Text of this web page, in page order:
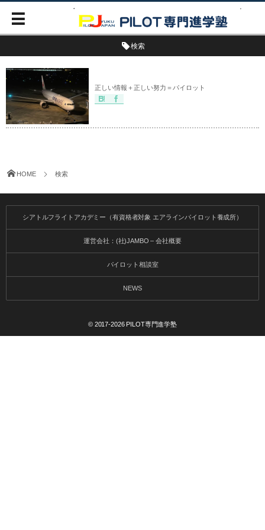
検索
正しい情報＋正しい努力＝パイロット
HOME 検索
シアトルフライトアカデミー（有資格者対象 エアラインパイロット養成所）
運営会社：(社)JAMBO – 会社概要
パイロット相談室
NEWS
© 2017-2026 PILOT専門進学塾